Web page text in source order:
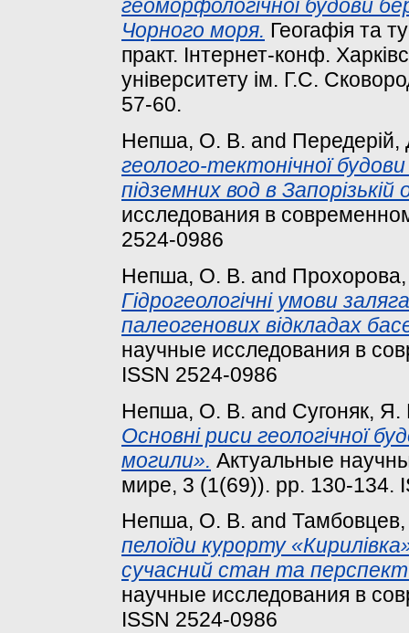
геоморфологічної будови
Чорного моря. Геогафія та
практ. Інтернет-конф.
університету ім. Г.С.
57-60.
Непша, О. В. and
геолого-тектонічної
підземних вод в Запорізькій
исследования в
2524-0986
Непша, О. В. and
Гідрогеологічні умови
палеогенових відкладах
научные исследования в
ISSN 2524-0986
Непша, О. В. and Сугоняк, Я.
Основні риси геологічної
могили». Актуальные
мире, 3 (1(69)). pp. 130-134.
Непша, О. В. and Тамбовцев,
пелоїди курорту
сучасний стан та
научные исследования в
ISSN 2524-0986